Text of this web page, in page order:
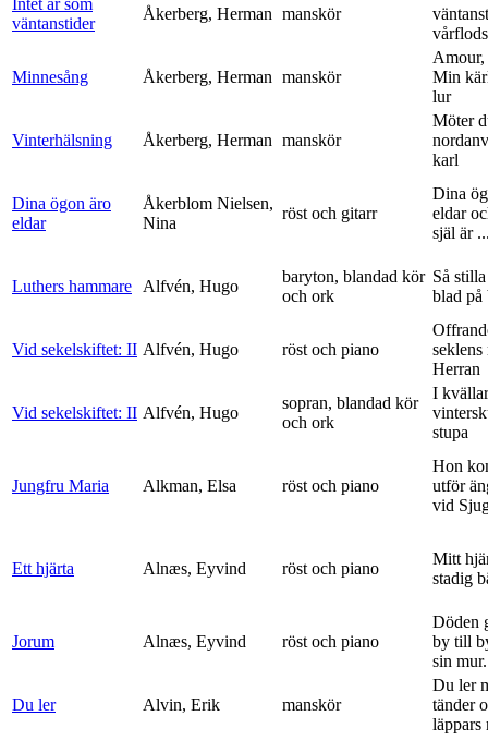
väntanstider
Åkerberg, Herman manskör
Minnesång Åkerberg, Herman manskör
Min
lur
Vinterhälsning Åkerberg, Herman manskör
Möter
karl
Dina ögon äro
eldar
Åkerblom Nielsen,
Nina
röst och gitarr
Dina
eldar
själ är
Luthers hammare Alfvén, Hugo
baryton, blandad kör
och ork
Så
blad på
Vid sekelskiftet: II Alfvén, Hugo röst och piano
Herran
Vid sekelskiftet: II Alfvén, Hugo
sopran, blandad kör
och ork
I
stupa
Jungfru Maria Alkman, Elsa röst och piano
Hon
utför
vid
Ett hjärta Alnæs, Eyvind röst och piano
Mitt
stadig
Jorum Alnæs, Eyvind röst och piano
Döden
by till
sin
Du ler Alvin, Erik manskör
Du ler
tänder
läppars